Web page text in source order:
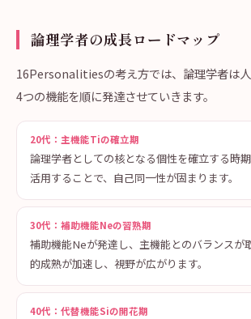
論理学者の成長ロードマップ
16Personalitiesの考え方では、論理学者は
4つの機能を順に発達させていきます。
20代：主機能Tiの確立期
論理学者としての核となる個性を確立する時
活用することで、自己同一性が固まります。
30代：補助機能Neの習熟期
補助機能Neが発達し、主機能とのバランスが
的成熟が加速し、視野が広がります。
40代：代替機能Siの開花期